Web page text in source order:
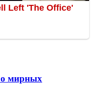
о мирных